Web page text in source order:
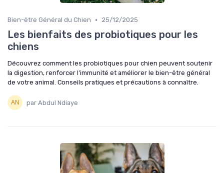
Bien-être Général du Chien • 25/12/2025
Les bienfaits des probiotiques pour les
chiens
Découvrez comment les probiotiques pour chien peuvent soutenir
la digestion, renforcer l’immunité et améliorer le bien-être général
de votre animal. Conseils pratiques et précautions à connaître.
par Abdul Ndiaye